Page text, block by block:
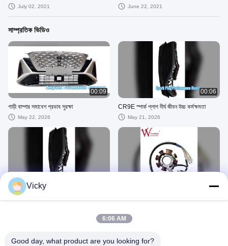
July 02, 2021 June 22, 2021
সাম্প্রতিক ভিডিও
00:09
গাড়ী বাম্পার সমাবেশ প্রভাব সুরক্ষা
May 22, 2026
00:06
CR9E স্পার্ক প্লাগ দীর্ঘ জীবন উচ্চ কর্মক্ষমতা
May 21, 2026
CR9E স্পার্ক প্লাগ দীর্ঘ জীবন উচ্চ কর্মক্ষমতা
Vicky
6:06 AM
Good day, what product are you looking for?